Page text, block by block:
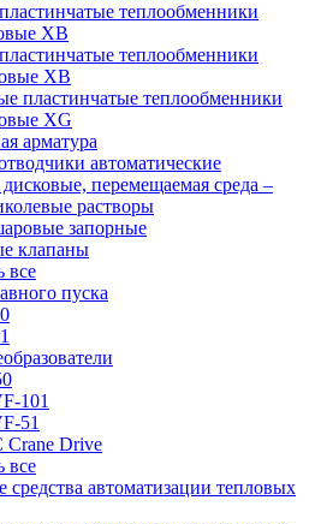
теплообменники
XB
теплообменники
ХВ
пластинчатые теплообменники
ХG
арматура
автоматические
перемещаемая среда –
растворы
запорные
клапаны
все
пуска
101
51
Crane Drive
все
средства автоматизации тепловых